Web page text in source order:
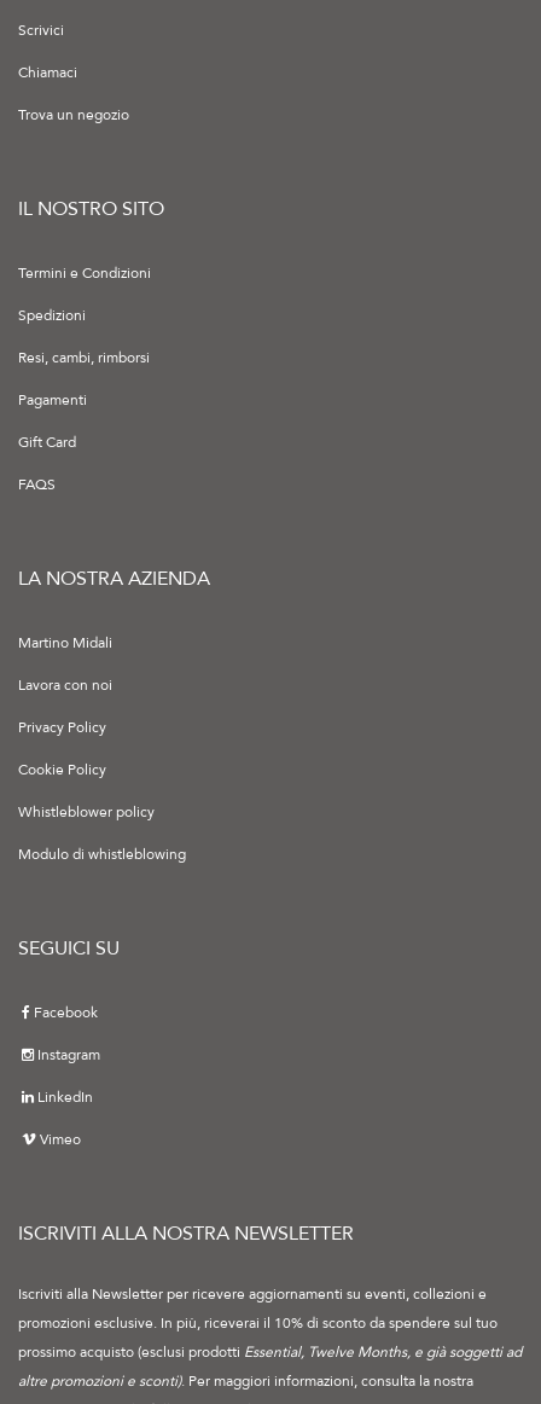
Scrivici
Chiamaci
Trova un negozio
IL NOSTRO SITO
Termini e Condizioni
Spedizioni
Resi, cambi, rimborsi
Pagamenti
Gift Card
FAQS
LA NOSTRA AZIENDA
Martino Midali
Lavora con noi
Privacy Policy
Cookie Policy
Whistleblower policy
Modulo di whistleblowing
SEGUICI SU
Facebook
Instagram
LinkedIn
Vimeo
ISCRIVITI ALLA NOSTRA NEWSLETTER
Iscriviti alla Newsletter per ricevere aggiornamenti su eventi, collezioni e
promozioni esclusive. In più, riceverai il 10% di sconto da spendere sul tuo
prossimo acquisto (esclusi prodotti Essential, Twelve Months, e già soggetti ad
altre promozioni e sconti). Per maggiori informazioni, consulta la nostra